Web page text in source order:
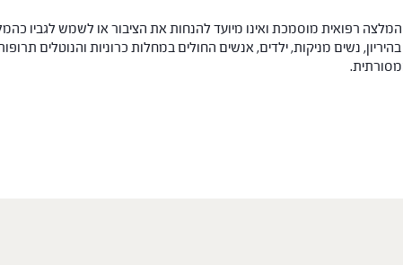
רפואית מוסמכת ואינו מיועד להנחות את הציבור או לשמש לגביו
נשים מניקות, ילדים, אנשים החולים במחלות כרוניות והנוטלים